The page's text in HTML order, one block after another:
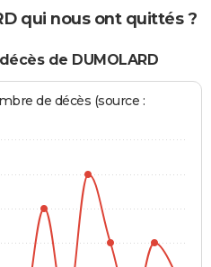
qui nous ont quittés ?
de DUMOLARD
de décès (source :